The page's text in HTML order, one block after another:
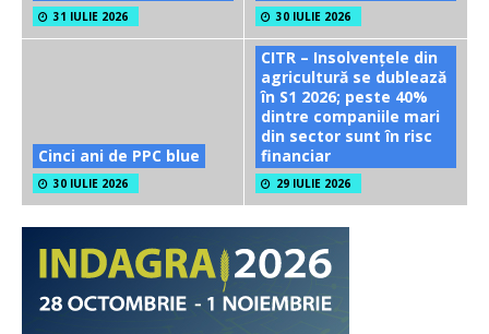
31 IULIE 2026 30 IULIE 2026
Cinci ani de PPC blue
30 IULIE 2026
CITR – Insolvențele din
agricultură se dublează
în S1 2026; peste 40%
dintre companiile mari
din sector sunt în risc
financiar
29 IULIE 2026